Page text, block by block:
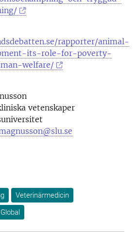
rapporter/animal-
its-role-for-poverty-
welfare/
vetenskaper
Veterinärmedicin